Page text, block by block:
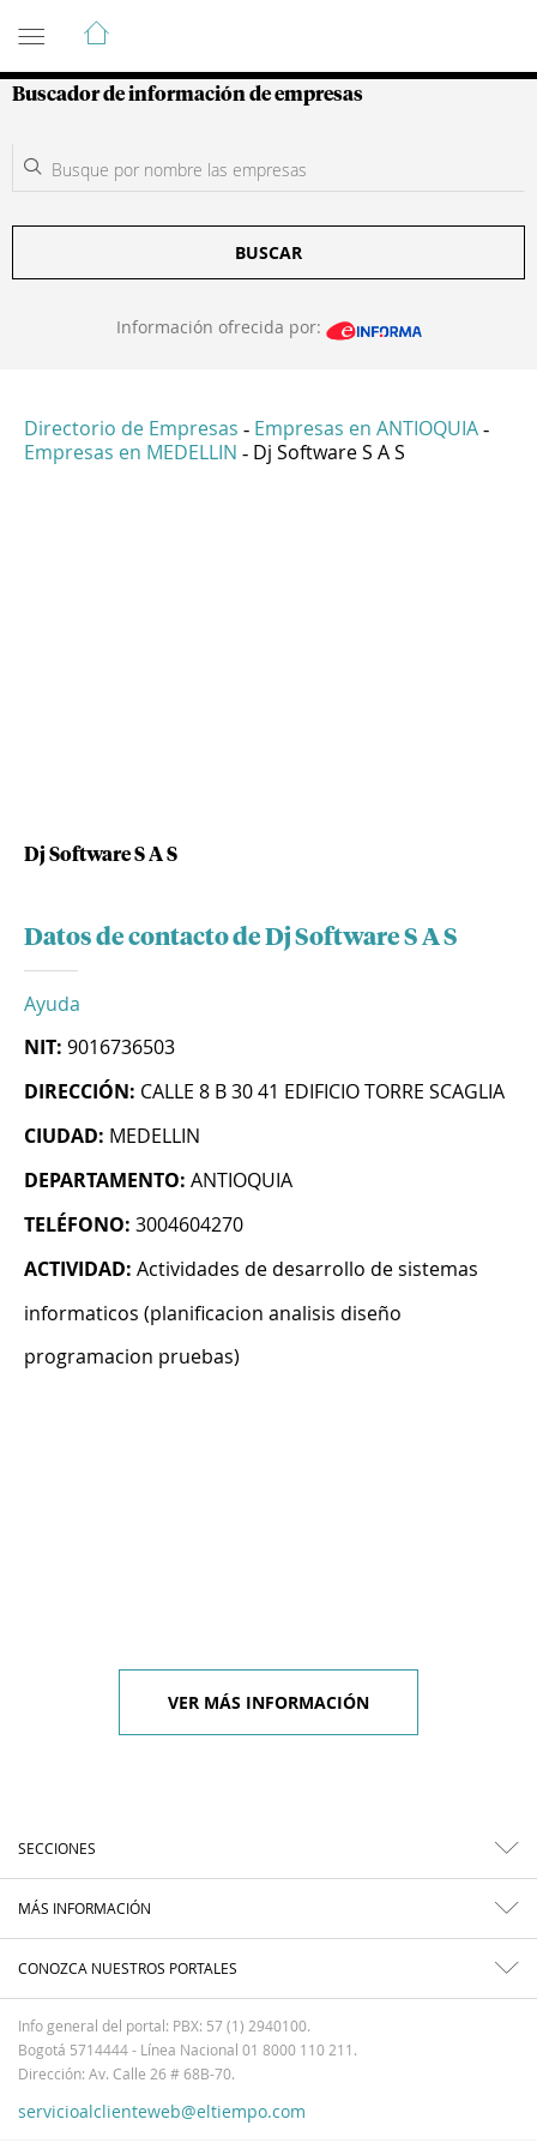
Guía de Empresas Colombianas
Buscador de información de empresas
BUSCAR
Información ofrecida por:
Directorio de Empresas - Empresas en ANTIOQUIA -
Empresas en MEDELLIN - Dj Software S A S
Dj Software S A S
Datos de contacto de Dj Software S A S
Ayuda
NIT: 9016736503
DIRECCIÓN: CALLE 8 B 30 41 EDIFICIO TORRE SCAGLIA
CIUDAD: MEDELLIN
DEPARTAMENTO: ANTIOQUIA
TELÉFONO: 3004604270
ACTIVIDAD: Actividades de desarrollo de sistemas
informaticos (planificacion analisis diseño
programacion pruebas)
VER MÁS INFORMACIÓN
SECCIONES
MÁS INFORMACIÓN
CONOZCA NUESTROS PORTALES
Info general del portal: PBX: 57 (1) 2940100.
Bogotá 5714444 - Línea Nacional 01 8000 110 211.
Dirección: Av. Calle 26 # 68B-70.
servicioalclienteweb@eltiempo.com